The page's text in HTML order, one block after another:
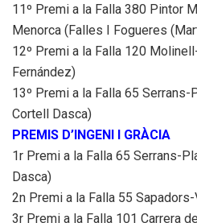
11º Premi a la Falla 380 Pintor
Menorca (Falles I Fogueres
12º Premi a la Falla 120
Fernández)
13º Premi a la Falla 65 Serrans-
Cortell Dasca)
PREMIS D’INGENI I GRÀCIA
1r Premi a la Falla 65 Serrans-
Dasca)
2n Premi a la Falla 55
3r Premi a la Falla 101 Carrera